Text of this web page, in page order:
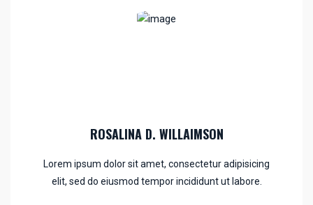
ROSALINA D. WILLAIMSON
Lorem ipsum dolor sit amet, consectetur adipisicing
elit, sed do eiusmod tempor incididunt ut labore.